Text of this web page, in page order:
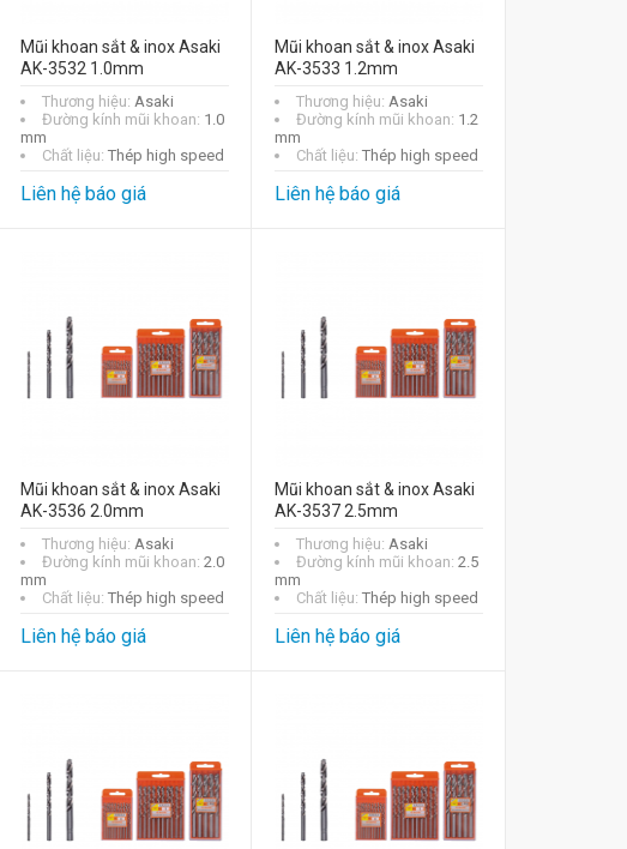
Mũi khoan sắt & inox Asaki
AK-3532 1.0mm
Thương hiệu: Asaki
Đường kính mũi khoan: 1.0
mm
Chất liệu: Thép high speed
Liên hệ báo giá
Mũi khoan sắt & inox Asaki
AK-3533 1.2mm
Thương hiệu: Asaki
Đường kính mũi khoan: 1.2
mm
Chất liệu: Thép high speed
Liên hệ báo giá
Mũi khoan sắt & inox Asaki
AK-3536 2.0mm
Thương hiệu: Asaki
Đường kính mũi khoan: 2.0
mm
Chất liệu: Thép high speed
Liên hệ báo giá
Mũi khoan sắt & inox Asaki
AK-3537 2.5mm
Thương hiệu: Asaki
Đường kính mũi khoan: 2.5
mm
Chất liệu: Thép high speed
Liên hệ báo giá